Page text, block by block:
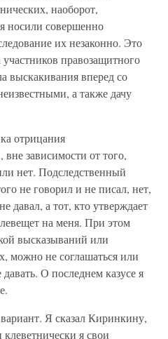
наоборот,
носили совершенно
их незаконно. Это
правозащитного
выскакивания вперед со
а также дачу
отрицания
зависимости от того,
нет. Подследственный
не говорил и не писал, нет,
давал, а тот, кто утверждает
на меня. При этом
высказываний или
можно не соглашаться или
О последнем казусе я
Я сказал Киринкину,
я свои